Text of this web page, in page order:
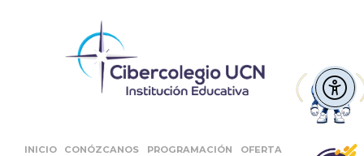
INICIO CONÓZCANOS PROGRAMACIÓN OFERTA